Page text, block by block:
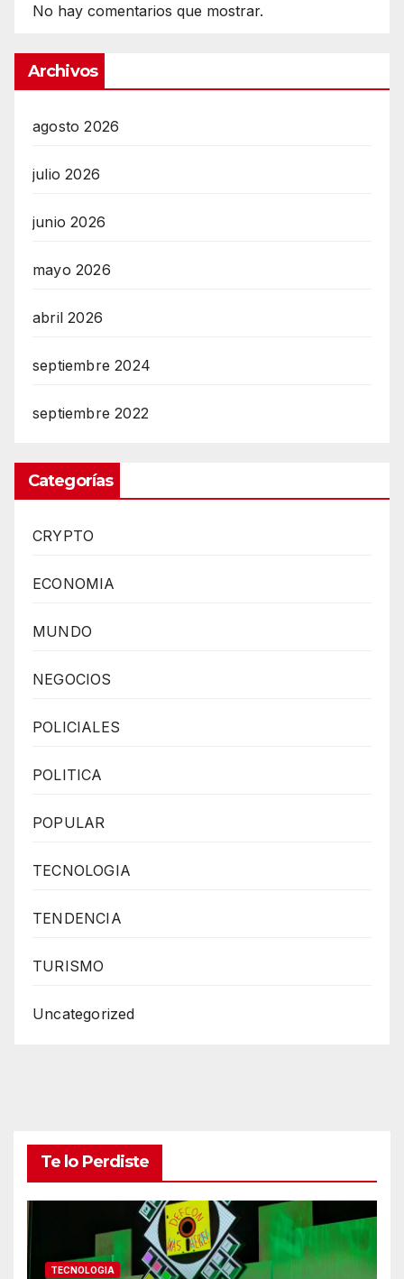
No hay comentarios que mostrar.
Archivos
agosto 2026
julio 2026
junio 2026
mayo 2026
abril 2026
septiembre 2024
septiembre 2022
Categorías
CRYPTO
ECONOMIA
MUNDO
NEGOCIOS
POLICIALES
POLITICA
POPULAR
TECNOLOGIA
TENDENCIA
TURISMO
Uncategorized
Te lo Perdiste
TECNOLOGIA